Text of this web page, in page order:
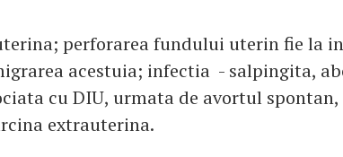
perforarea fundului uterin fie la
acestuia; infectia - salpingita,
cu DIU, urmata de avortul spontan,
extrauterina.